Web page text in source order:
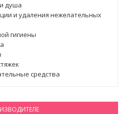
душа
и удаления нежелательных
гигиены
средства